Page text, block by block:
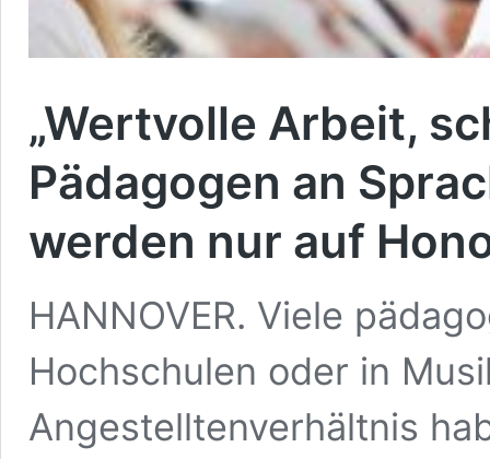
„Wertvolle Arbeit,
Pädagogen an
werden nur auf
HANNOVER. Viele
Hochschulen oder in
Angestelltenverhältnis